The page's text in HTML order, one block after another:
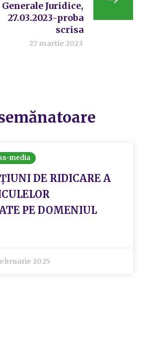
Generale Juridice,
27.03.2023-proba
scrisa
27 martie 2023
media
DE RIDICARE A
PE DOMENIUL
2025